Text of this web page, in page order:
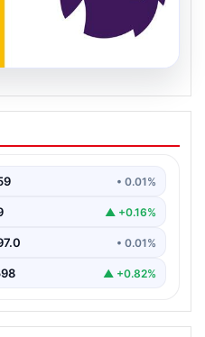
İki Yıldız İle
Milyon Euro
Fulham, transfer
attı. İngiltere temsilcisi,
• 0.01%
▲ +0.16%
• 0.01%
▲ +0.82%